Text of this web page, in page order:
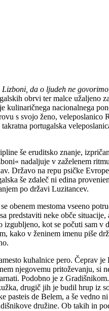
Lizboni, da o ljudeh ne govorimo
obrvi ter malce užaljeno
nacionalnega
s svojo ženo,
portugalska
še eruditsko znanje,
nadaljuje v zaželenem
Državo na repu psičke
še zdaleč ni edina
po državi Luzitancev.
mestoma vseeno
neke obče
kot se počuti sam v
kako v ženinem imenu piše
kuhalnice pero. Čeprav je
njegovemu pritoževanju, si
Podobno je z
drugič jih je budil hrup iz
pasteis de Belem, a še vedno
družine. Ob takih in